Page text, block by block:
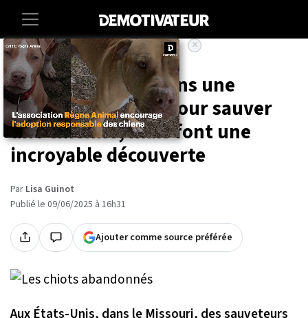
Accueil Animaux
Ils s'aventurent dans une
maison insalubre pour sauver
une chienne, mais font une
incroyable découverte
Par Lisa Guinot
Publié le 09/06/2025 à 16h31
Ajouter comme source préférée
Aux États-Unis, dans le Missouri, des sauveteurs
×